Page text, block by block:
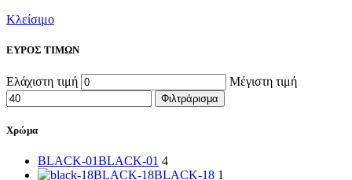
Κλείσιμο
ΕΥΡΟΣ ΤΙΜΩΝ
Ελάχιστη τιμή Μέγιστη τιμή
Φιλτράρισμα
Χρώμα
BLACK-01BLACK-01 4
BLACK-18BLACK-18 1